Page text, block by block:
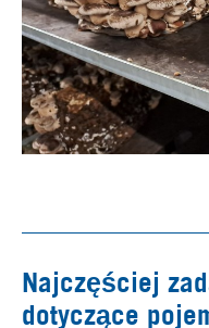
Najczęściej
dotyczące